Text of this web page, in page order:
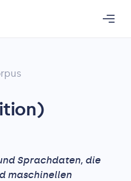
Sprachdaten, die
maschinellen